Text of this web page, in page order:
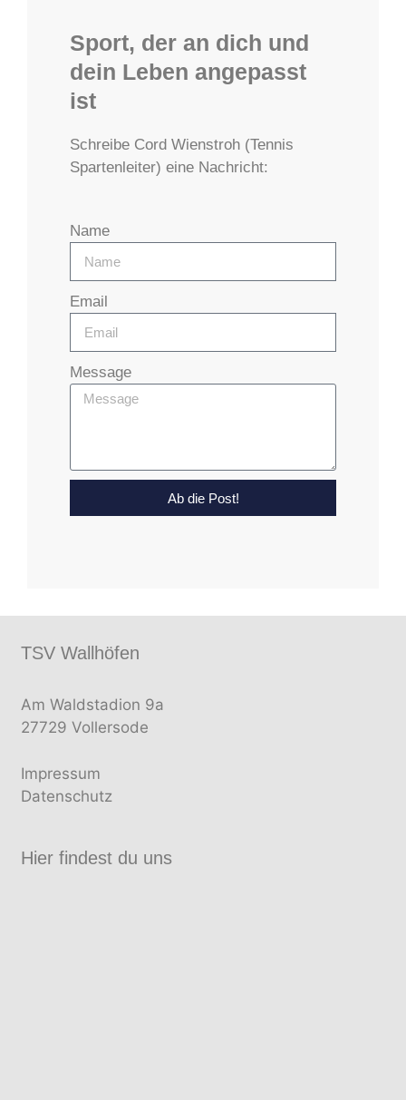
Sport, der an dich und
dein Leben angepasst
ist
Schreibe Cord Wienstroh (Tennis
Spartenleiter) eine Nachricht:
Name
Email
Message
Ab die Post!
TSV Wallhöfen
Am Waldstadion 9a
27729 Vollersode
Impressum
Datenschutz
Hier findest du uns